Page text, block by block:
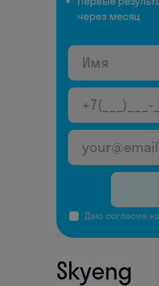
через месяц
Даю согласие
Skyeng